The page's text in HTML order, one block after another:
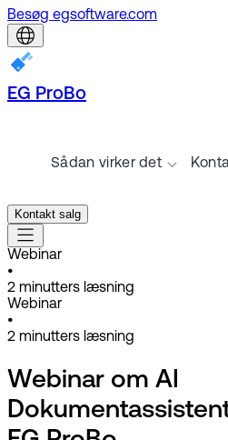
Besøg egsoftware.com
EG ProBo
Sådan virker det
Kontakt salg
Webinar
•
2 minutters læsning
Webinar
•
2 minutters læsning
Webinar om AI